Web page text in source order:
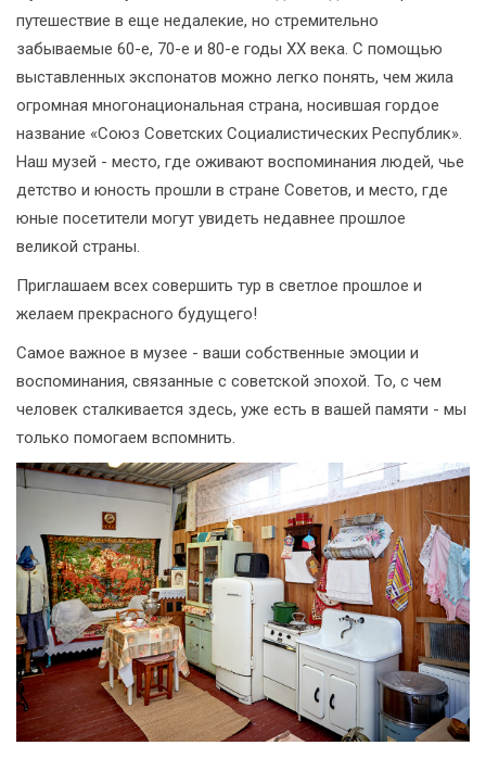
путешествие в еще недалекие, но стремительно
забываемые 60-е, 70-е и 80-е годы ХХ века. С помощью
выставленных экспонатов можно легко понять, чем жила
огромная многонациональная страна, носившая гордое
название «Союз Советских Социалистических Республик».
Наш музей - место, где оживают воспоминания людей, чье
детство и юность прошли в стране Советов, и место, где
юные посетители могут увидеть недавнее прошлое
великой страны.
Приглашаем всех совершить тур в светлое прошлое и
желаем прекрасного будущего!
Самое важное в музее - ваши собственные эмоции и
воспоминания, связанные с советской эпохой. То, с чем
человек сталкивается здесь, уже есть в вашей памяти - мы
только помогаем вспомнить.